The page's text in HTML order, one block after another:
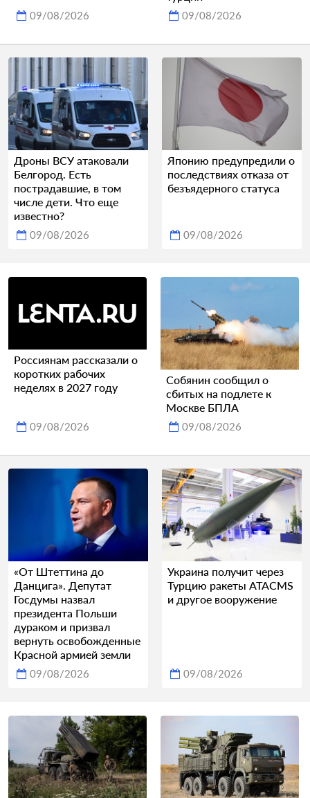
09/08/2026 09/08/2026
Дроны ВСУ атаковали
Белгород. Есть
пострадавшие, в том
числе дети. Что еще
известно?
09/08/2026
Японию предупредили о
последствиях отказа от
безъядерного статуса
09/08/2026
Россиянам рассказали о
коротких рабочих
неделях в 2027 году
09/08/2026
Собянин сообщил о
сбитых на подлете к
Москве БПЛА
09/08/2026
«От Штеттина до
Данцига». Депутат
Госдумы назвал
президента Польши
дураком и призвал
вернуть освобожденные
Красной армией земли
09/08/2026
Украина получит через
Турцию ракеты ATACMS
и другое вооружение
09/08/2026